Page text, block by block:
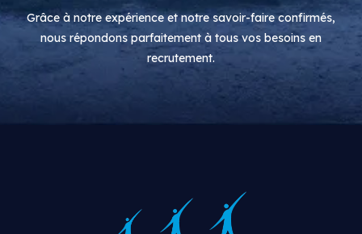
Grâce à notre expérience et notre savoir-faire confirmés,
nous répondons parfaitement à tous vos besoins en
recrutement.